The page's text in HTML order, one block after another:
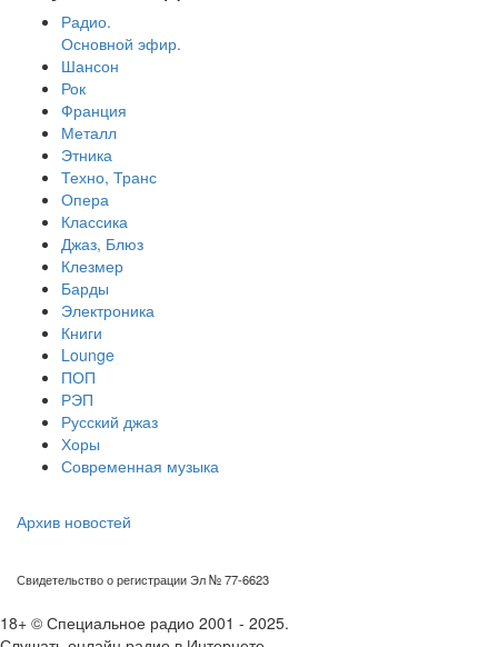
Радио.
Основной эфир.
Шансон
Рок
Франция
Металл
Этника
Техно, Транс
Опера
Классика
Джаз, Блюз
Клезмер
Барды
Электроника
Книги
Lounge
ПОП
РЭП
Русский джаз
Хоры
Современная музыка
Архив новостей
Свидетельство о регистрации Эл № 77-6623
18+ © Специальное радио 2001 - 2025.